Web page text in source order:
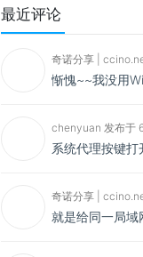
最近评论
奇诺分享 |
chenyuan 发布于 6
奇诺分享 |
就是给同一局域